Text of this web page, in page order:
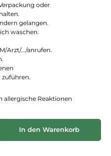
oder
gelangen.
waschen.
Arzt/…/anrufen.
allergische Reaktionen
Wert ein oder benutze die
In den Warenkorb